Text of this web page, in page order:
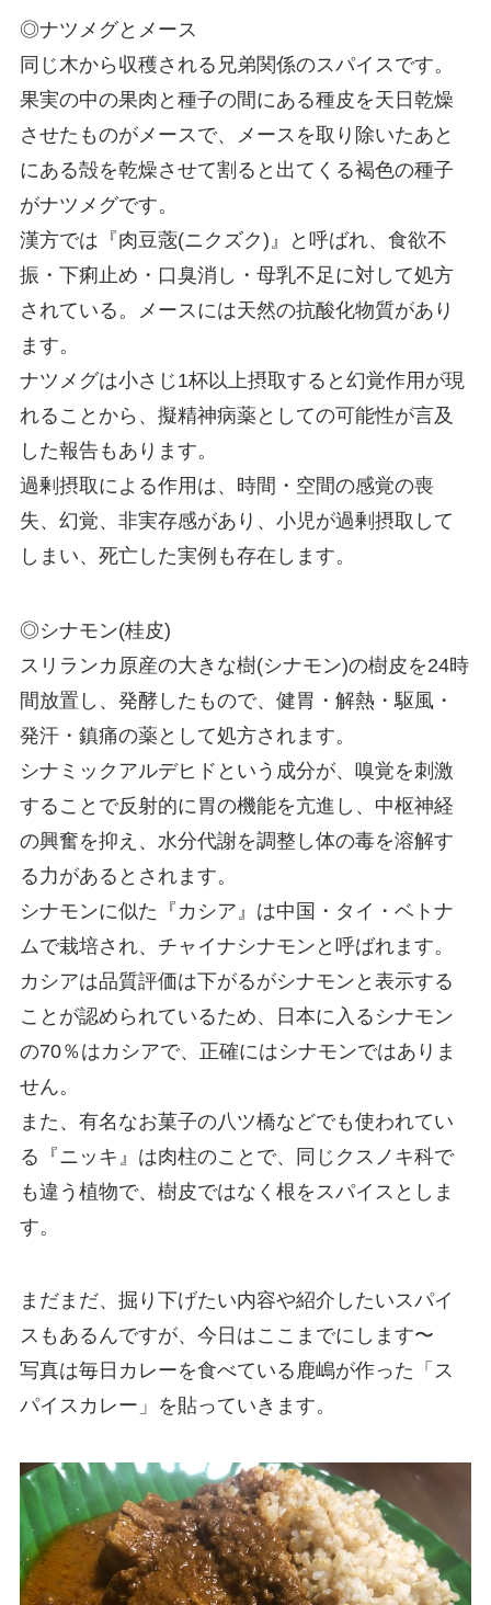
◎ナツメグとメース
同じ木から収穫される兄弟関係のスパイスです。
果実の中の果肉と種子の間にある種皮を天日乾燥
させたものがメースで、メースを取り除いたあと
にある殻を乾燥させて割ると出てくる褐色の種子
がナツメグです。
漢方では『肉豆蔲(ニクズク)』と呼ばれ、食欲不
振・下痢止め・口臭消し・母乳不足に対して処方
されている。メースには天然の抗酸化物質があり
ます。
ナツメグは小さじ1杯以上摂取すると幻覚作用が現
れることから、擬精神病薬としての可能性が言及
した報告もあります。
過剰摂取による作用は、時間・空間の感覚の喪
失、幻覚、非実存感があり、小児が過剰摂取して
しまい、死亡した実例も存在します。
◎シナモン(桂皮)
スリランカ原産の大きな樹(シナモン)の樹皮を24時
間放置し、発酵したもので、健胃・解熱・駆風・
発汗・鎮痛の薬として処方されます。
シナミックアルデヒドという成分が、嗅覚を刺激
することで反射的に胃の機能を亢進し、中枢神経
の興奮を抑え、水分代謝を調整し体の毒を溶解す
る力があるとされます。
シナモンに似た『カシア』は中国・タイ・ベトナ
ムで栽培され、チャイナシナモンと呼ばれます。
カシアは品質評価は下がるがシナモンと表示する
ことが認められているため、日本に入るシナモン
の70％はカシアで、正確にはシナモンではありま
せん。
また、有名なお菓子の八ツ橋などでも使われてい
る『ニッキ』は肉柱のことで、同じクスノキ科で
も違う植物で、樹皮ではなく根をスパイスとしま
す。
まだまだ、掘り下げたい内容や紹介したいスパイ
スもあるんですが、今日はここまでにします〜
写真は毎日カレーを食べている鹿嶋が作った「ス
パイスカレー」を貼っていきます。